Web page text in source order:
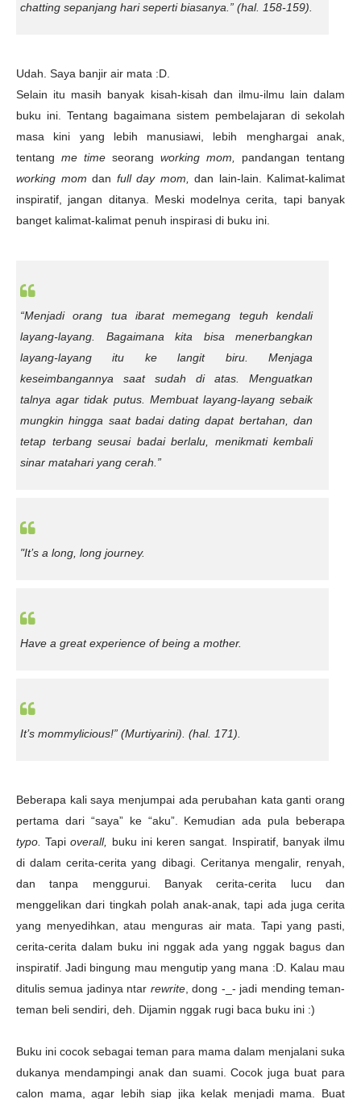
chatting sepanjang hari seperti biasanya.” (hal. 158-159).
Udah. Saya banjir air mata :D.
Selain itu masih banyak kisah-kisah dan ilmu-ilmu lain dalam
buku ini. Tentang bagaimana sistem pembelajaran di sekolah
masa kini yang lebih manusiawi, lebih menghargai anak,
tentang me time seorang working mom, pandangan tentang
working mom dan full day mom, dan lain-lain. Kalimat-kalimat
inspiratif, jangan ditanya. Meski modelnya cerita, tapi banyak
banget kalimat-kalimat penuh inspirasi di buku ini.
“Menjadi orang tua ibarat memegang teguh kendali
layang-layang. Bagaimana kita bisa menerbangkan
layang-layang itu ke langit biru. Menjaga
keseimbangannya saat sudah di atas. Menguatkan
talnya agar tidak putus. Membuat layang-layang sebaik
mungkin hingga saat badai dating dapat bertahan, dan
tetap terbang seusai badai berlalu, menikmati kembali
sinar matahari yang cerah.”
"It’s a long, long journey.
Have a great experience of being a mother.
It’s mommylicious!” (Murtiyarini). (hal. 171).
Beberapa kali saya menjumpai ada perubahan kata ganti orang
pertama dari “saya” ke “aku”. Kemudian ada pula beberapa
typo.Tapioverall, buku ini keren sangat. Inspiratif, banyak ilmu
di dalam cerita-cerita yang dibagi. Ceritanya mengalir, renyah,
dan tanpa menggurui. Banyak cerita-cerita lucu dan
menggelikan dari tingkah polah anak-anak, tapi ada juga cerita
yang menyedihkan, atau menguras air mata. Tapi yang pasti,
cerita-cerita dalam buku ini nggak ada yang nggak bagus dan
inspiratif. Jadi bingung mau mengutip yang mana :D. Kalau mau
ditulis semua jadinya ntar rewrite, dong -_- jadi mending teman-
teman beli sendiri, deh. Dijamin nggak rugi baca buku ini :)
Buku ini cocok sebagai teman para mama dalam menjalani suka
dukanya mendampingi anak dan suami. Cocok juga buat para
calon mama, agar lebih siap jika kelak menjadi mama. Buat